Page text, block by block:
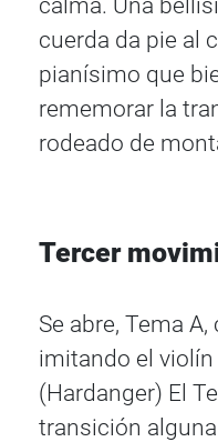
cuerda da pie al
pianísimo que
rememorar la
rodeado de
Tercer
Se abre, Tema
imitando el
(Hardanger) El
transición alguna